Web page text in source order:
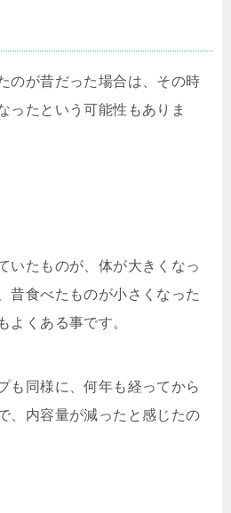
のが昔だった場合は、その時
ったという可能性もありま
いたものが、体が大きくなっ
昔食べたものが小さくなった
よくある事です。
も同様に、何年も経ってから
、内容量が減ったと感じたの